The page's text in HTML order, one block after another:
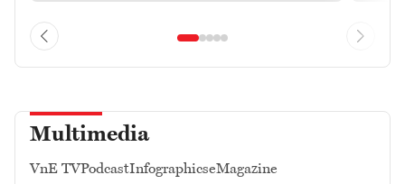
Multimedia
VnE TVPodcastInfographicseMagazine